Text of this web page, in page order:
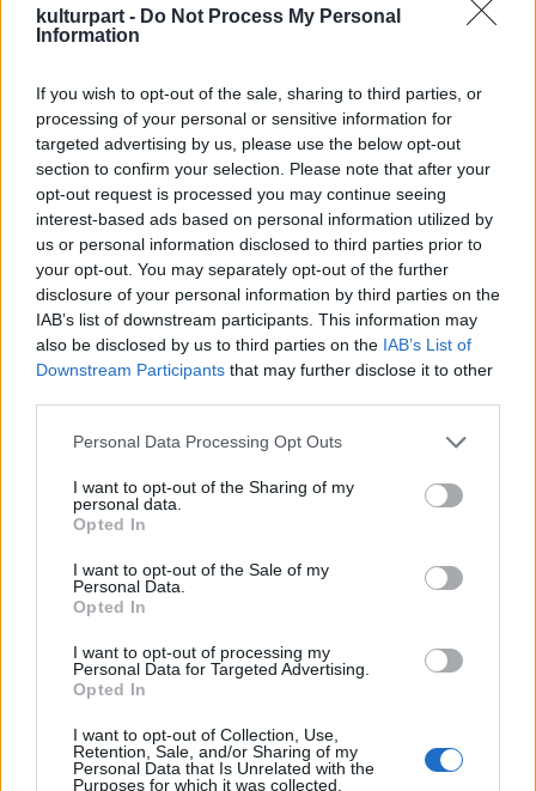
kulturpart - Do Not Process My Personal
Information
If you wish to opt-out of the sale, sharing to third parties, or
processing of your personal or sensitive information for
targeted advertising by us, please use the below opt-out
section to confirm your selection. Please note that after your
opt-out request is processed you may continue seeing
interest-based ads based on personal information utilized by
us or personal information disclosed to third parties prior to
your opt-out. You may separately opt-out of the further
disclosure of your personal information by third parties on the
IAB’s list of downstream participants. This information may
also be disclosed by us to third parties on the IAB’s List of
Downstream Participants that may further disclose it to other
Please note that this website/app uses one or more Google
not limited to your visit or usage behaviour. You may click to
grant or deny consent to Google and its third-party tags to
use your data for below specified purposes in below Google
consent section.
Personal Data Processing Opt Outs
I want to opt-out of the Sharing of my
personal data.
Opted In
I want to opt-out of the Sale of my
Personal Data.
Opted In
I want to opt-out of processing my
Personal Data for Targeted Advertising.
Opted In
I want to opt-out of Collection, Use,
Retention, Sale, and/or Sharing of my
Personal Data that Is Unrelated with the
Purposes for which it was collected.
és felajánlotta, hogy mint svájci állampolgár
segít nekem létrehozni egy balettiskolát.
lausanne-i agglomerációban), és elkezdtük a
munkát. Én csináltam a balettszakmai részét,
ő minden mást. Az iskola egy ideig a kettőnk
nevén volt, majd ő kiszállt belőle, s én
egyedül vittem tovább. Három növendékkel
kezdtük; az első hónap végén harminc, az
első év végén pedig már hatvan diákom volt.
Minden kurzust személyesen én vezettem,
minden balettórát én tartottam, nem volt
másik mester.
Mikor tudtál megszabadulni a vegyészi
A balettiskola eleinte nem volt eléggé
jövedelmező ahhoz, hogy otthagyhassam a
SICPA-t. Erre csak 1985-ben kerülhetett sor,
amikor egy új együttműködés révén végre
megjött a várva várt szakmai siker. Előző
évben megismerkedtem Henri Dès-szel, aki
az 1960-as évek végétől kezdődően hallatlan
népszerűségre tett szert gyermekdalaival
Európa frankofón részén. Sikereire jellemző,
hogy 1986 és 2013 között 94 alkalommal
szerepelt (mondani sem kell, hogy telt házak
előtt) a párizsi Olympia színpadán, idén pedig